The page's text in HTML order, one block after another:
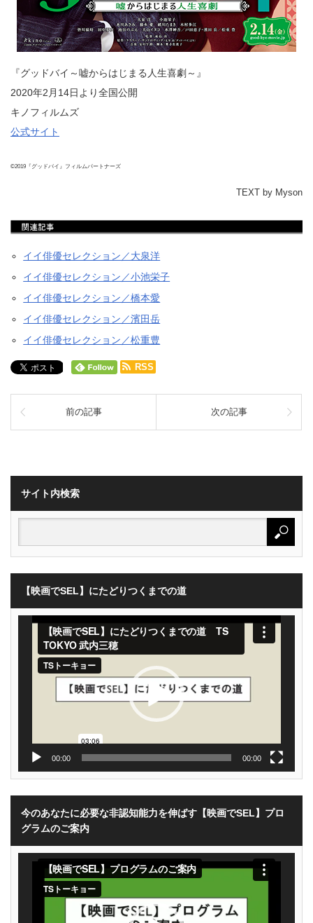
『グッドバイ～嘘からはじまる人生喜劇～』
2020年2月14日より全国公開
キノフィルムズ
公式サイト
©2019『グッドバイ』フィルムパートナーズ
TEXT by Myson
イイ俳優セレクション／大泉洋
イイ俳優セレクション／小池栄子
イイ俳優セレクション／橋本愛
イイ俳優セレクション／濱田岳
イイ俳優セレクション／松重豊
RSS
前の記事 次の記事
サイト内検索
【映画でSEL】にたどりつくまでの道
00:00 00:00
今のあなたに必要な非認知能力を伸ばす【映画でSEL】プロ
グラムのご案内